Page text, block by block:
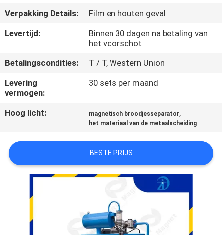
NIEUWS
&
KENNIS
SITEMAP
PRIVACY
POLICY
Verpakking Details:
Film en houten geval
Levertijd:
Binnen 30 dagen na betaling van
het voorschot
Betalingscondities:
T / T, Western Union
Levering
vermogen:
30 sets per maand
Hoog licht: magnetisch broodjesseparator,
het materiaal van de metaalscheiding
BESTE PRIJS